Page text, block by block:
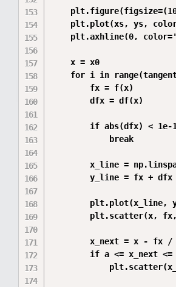
plt.plot(xs, ys,
plt.axhline(0,
    x = x0
for i in
        fx = f(x)
        dfx = df(x)
if abs(dfx) < 1e-
            break
x_line =
y_line = fx + dfx
plt.plot(x_line,
plt.scatter(x,
x_next = x - fx /
if a <= x_next <=